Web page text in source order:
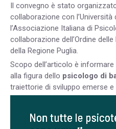
Il convegno è stato
collaborazione con l’Università
l’Associazione Italiana di
collaborazione dell’Ordine
della Regione Puglia.
Scopo dell’articolo è
alla figura dello psicologo di
traiettorie di sviluppo emerse e